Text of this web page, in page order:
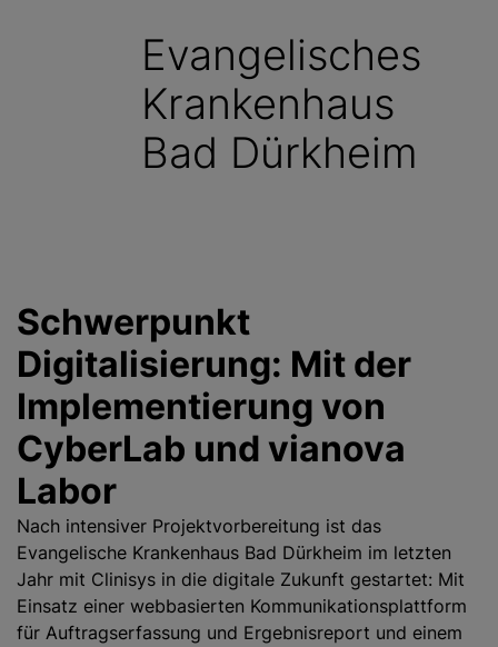
Evangelisches
Krankenhaus
Bad Dürkheim
Schwerpunkt
Digitalisierung: Mit der
Implementierung von
CyberLab und vianova
Labor
Nach intensiver Projektvorbereitung ist das
Evangelische Krankenhaus Bad Dürkheim im letzten
Jahr mit Clinisys in die digitale Zukunft gestartet: Mit
Einsatz einer webbasierten Kommunikationsplattform
für Auftragserfassung und Ergebnisreport und einem